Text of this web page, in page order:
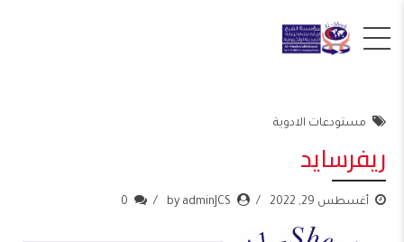
مستودعات الادوية
ريفرسايد
أغسطس 29, 2022 by adminJCS
0